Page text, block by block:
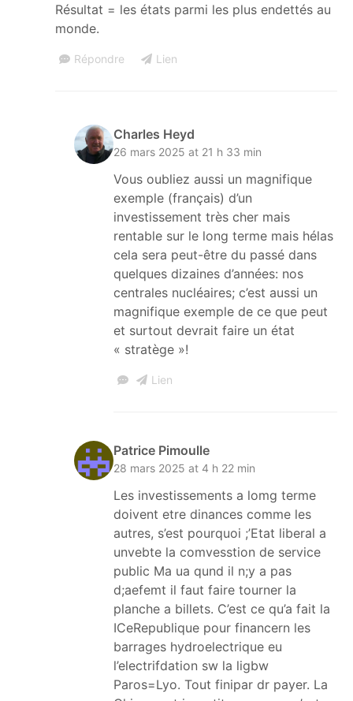
Résultat = les états parmi les plus endettés au
monde.
Répondre Lien
Charles Heyd
26 mars 2025 at 21 h 33 min
Vous oubliez aussi un magnifique
exemple (français) d’un
investissement très cher mais
rentable sur le long terme mais hélas
cela sera peut-être du passé dans
quelques dizaines d’années: nos
centrales nucléaires; c’est aussi un
magnifique exemple de ce que peut
et surtout devrait faire un état
« stratège »!
Lien
Patrice Pimoulle
28 mars 2025 at 4 h 22 min
Les investissements a lomg terme
doivent etre dinances comme les
autres, s’est pourquoi ;’Etat liberal a
unvebte la comvesstion de service
public Ma ua qund il n;y a pas
d;aefemt il faut faire tourner la
planche a billets. C’est ce qu’a fait la
ICeRepublique pour financern les
barrages hydroelectrique eu
l’electrifdation sw la ligbw
Paros=Lyo. Tout finipar dr payer. La